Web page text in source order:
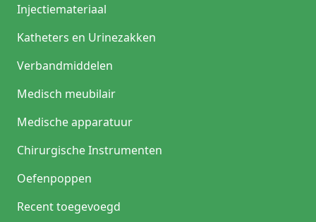
Injectiemateriaal
Katheters en Urinezakken
Verbandmiddelen
Medisch meubilair
Medische apparatuur
Chirurgische Instrumenten
Oefenpoppen
Recent toegevoegd